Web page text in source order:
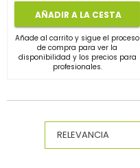
AÑADIR A LA CESTA
Añade al carrito y sigue el proceso
de compra para ver la
disponibilidad y los precios para
profesionales.